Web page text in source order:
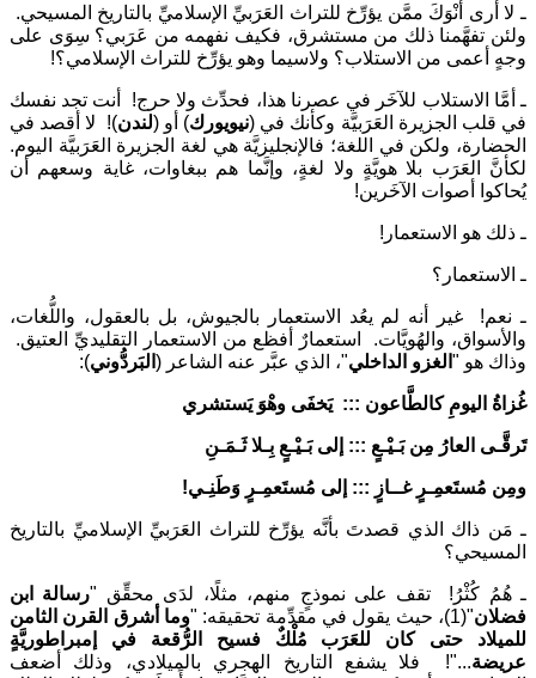
ـ لا أرى أَنْوَكَ ممَّن يؤرِّخ للتراث العَرَبيِّ الإسلاميِّ بالتاريخ المسيحي.
ولئن تفهَّمنا ذلك من مستشرق، فكيف نفهمه من عَرَبي؟ سِوَى على
وجهٍ أعمى من الاستلاب؟ ولاسيما وهو يؤرِّخ للتراث الإسلامي؟!
ـ أمَّا الاستلاب للآخَر في عصرنا هذا، فحدِّث ولا حرج! أنت تجد نفسك
في قلب الجزيرة العَرَبيَّة وكأنك في (نيويورك) أو (لندن)! لا أقصد في
الحضارة، ولكن في اللغة؛ فالإنجليزيَّة هي لغة الجزيرة العَرَبيَّة اليوم.
لكأنَّ العَرَب بلا هويَّةٍ ولا لغةٍ، وإنَّما هم ببغاوات، غاية وسعهم أن
يُحاكوا أصوات الآخَرين!
ـ ذلك هو الاستعمار!
ـ الاستعمار؟
ـ نعم! غير أنه لم يعُد الاستعمار بالجيوش، بل بالعقول، واللُّغات،
والأسواق، والهُويَّات. استعمارٌ أفظع من الاستعمار التقليديِّ العتيق.
وذاك هو " الغزو الداخلي"، الذي عبَّر عنه الشاعر ( البَردُّوني):
غُزاةُ اليومِ كالطَّاعون ::: يَخفَى وهْوَ يَستشري
تَرقَّـى العارُ مِن بَـيْـعٍ ::: إلى بَـيْـعٍ بِـلا ثَـمَـنِ
ومِن مُستَعمِـرٍ غــازٍ ::: إلى مُستَعمِـرٍ وَطَنِـي!
ـ مَن ذاك الذي قصدتَ بأنَّه يؤرِّخ للتراث العَرَبيِّ الإسلاميِّ بالتاريخ
المسيحي؟
ـ هُمُ كُثْرُ! تقف على نموذجٍ منهم، مثلًا، لدَى محقِّق "رسالة ابن
فضلان"(1)، حيث يقول في مقدِّمة تحقيقه: "
وما أشرق القرن الثامن
للميلاد حتى كان للعَرَب مُلْكٌ فسيح الرُّقعة في إمبراطوريَّةٍ
عريضة..."! فلا يشفع التاريخ الهجري بالميلادي، وذلك أضعف